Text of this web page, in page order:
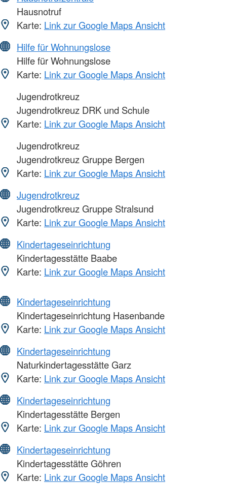
Hausnotruf
Karte: Link zur Google Maps Ansicht
Hilfe für Wohnungslose
Hilfe für Wohnungslose
Karte: Link zur Google Maps Ansicht
Jugendrotkreuz
Jugendrotkreuz DRK und Schule
Karte: Link zur Google Maps Ansicht
Jugendrotkreuz
Jugendrotkreuz Gruppe Bergen
Karte: Link zur Google Maps Ansicht
Jugendrotkreuz
Jugendrotkreuz Gruppe Stralsund
Karte: Link zur Google Maps Ansicht
Kindertageseinrichtung
Kindertagesstätte Baabe
Karte: Link zur Google Maps Ansicht
Kindertageseinrichtung
Kindertageseinrichtung Hasenbande
Karte: Link zur Google Maps Ansicht
Kindertageseinrichtung
Naturkindertagesstätte Garz
Karte: Link zur Google Maps Ansicht
Kindertageseinrichtung
Kindertagesstätte Bergen
Karte: Link zur Google Maps Ansicht
Kindertageseinrichtung
Kindertagesstätte Göhren
Karte: Link zur Google Maps Ansicht